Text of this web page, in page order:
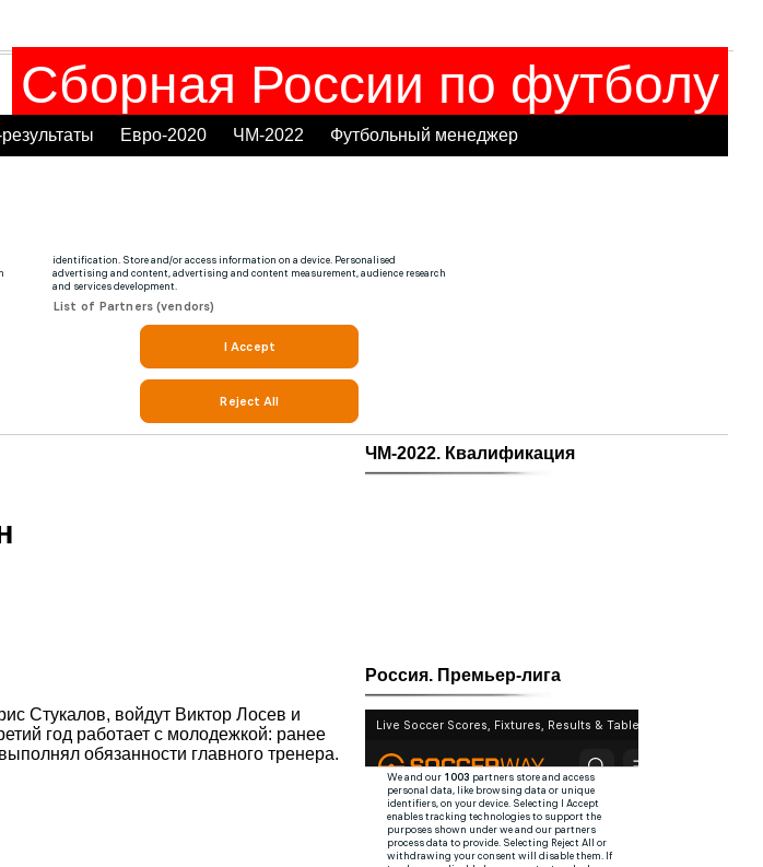
Сборная России по футболу
Евро-2020 ЧМ-2022 Футбольный менеджер
Стукалов, войдут Виктор Лосев и
год работает с молодежкой: ранее
обязанности главного тренера.
ЧМ-2022. Квалификация
Россия. Премьер-лига